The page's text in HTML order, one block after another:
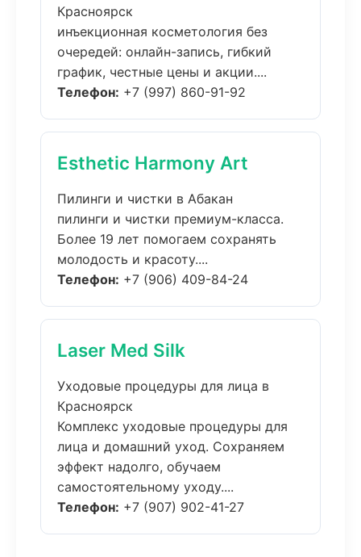
Красноярск
инъекционная косметология без
очередей: онлайн-запись, гибкий
график, честные цены и акции....
Телефон: +7 (997) 860-91-92
Esthetic Harmony Art
Пилинги и чистки в Абакан
пилинги и чистки премиум-класса.
Более 19 лет помогаем сохранять
молодость и красоту....
Телефон: +7 (906) 409-84-24
Laser Med Silk
Уходовые процедуры для лица в
Красноярск
Комплекс уходовые процедуры для
лица и домашний уход. Сохраняем
эффект надолго, обучаем
самостоятельному уходу....
Телефон: +7 (907) 902-41-27